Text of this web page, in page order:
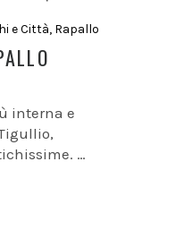
e Città, Rapallo
interna e
I
da Ra palù